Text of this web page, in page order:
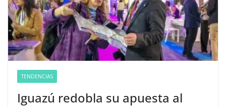
TENDENCIAS
Iguazú redobla su apuesta al